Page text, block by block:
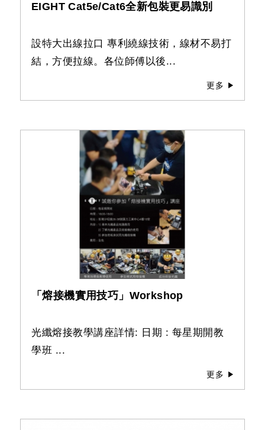
EIGHT Cat5e/Cat6全新包裝更易識別
設特大出線拉口 專利繞線技術，線材不易打
結，方便拉線。各位師傅以後...
更多
「熔接機實用技巧」Workshop
光纖熔接教學講座詳情: 日期 : 每星期開教
學班 ...
更多